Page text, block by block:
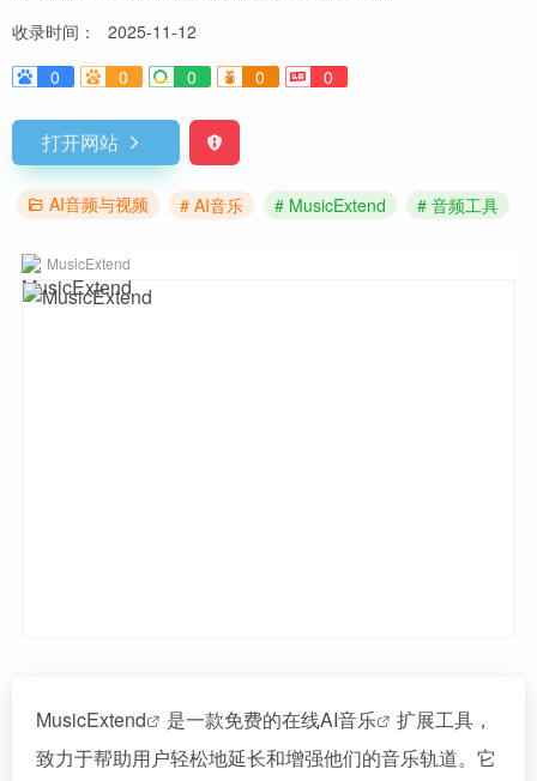
收录时间：
2025-11-12
0
0 0 0 0
打开网站
AI音频与视频 # AI音乐 # MusicExtend # 音频工具
MusicExtend
MusicExtend 是一款免费的在线AI音乐
扩展工具，
致力于帮助用户轻松地延长和增强他们的音乐轨道。它